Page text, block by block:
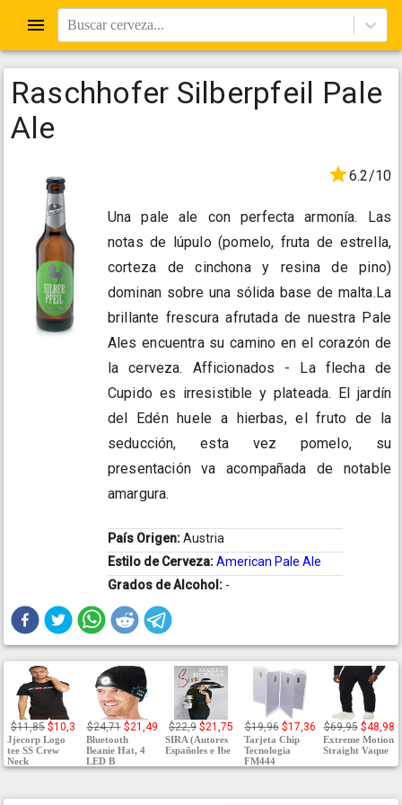
Buscar cerveza...
Raschhofer Silberpfeil Pale
Ale
6.2/10
Una pale ale con perfecta armonía. Las
notas de lúpulo (pomelo, fruta de estrella,
corteza de cinchona y resina de pino)
dominan sobre una sólida base de malta.La
brillante frescura afrutada de nuestra Pale
Ales encuentra su camino en el corazón de
la cerveza. Afficionados - La flecha de
Cupido es irresistible y plateada. El jardín
del Edén huele a hierbas, el fruto de la
seducción, esta vez pomelo, su
presentación va acompañada de notable
amargura.
País Origen:Austria
Estilo de Cerveza:American Pale Ale
Grados de Alcohol: -
$11,85 $10,3
Jjecorp Logo
tee SS Crew
Neck
$24,71 $21,49
Bluetooth
Beanie Hat, 4
LED B
$22,9 $21,75
SIRA (Autores
Españoles e Ibe
$19,96 $17,36
Tarjeta Chip
Tecnologia
FM444
$69,95 $48,98
Extreme Motion
Straight Vaque